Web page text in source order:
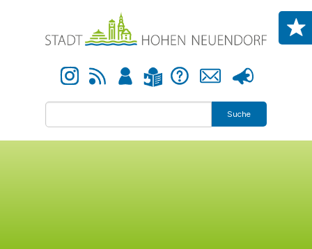
Instagram Newsfeed Anmelden Leichte Sprache Hilfe Kontakt Presse
Suche